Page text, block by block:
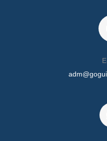
Movimentação de
Movimentação de